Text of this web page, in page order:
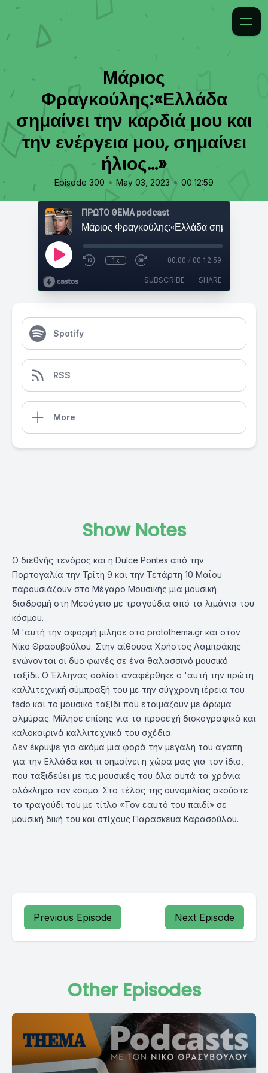
Μάριος
Φραγκούλης:«Ελλάδα
σημαίνει την καρδιά μου και
την ενέργεια μου, σημαίνει
ήλιος...»
Episode 300 • May 03, 2023 • 00:12:59
ΠΡΩΤΟ ΘΕΜΑ podcast
1x 00:00 / 00:12:59
SUBSCRIBE SHARE
Spotify
RSS
More
Show Notes
Ο διεθνής τενόρος και η Dulce Pontes από την
Πορτογαλία την Τρίτη 9 και την Τετάρτη 10 Μαΐου
παρουσιάζουν στο Μέγαρο Μουσικής μια μουσική
διαδρομή στη Μεσόγειο με τραγούδια από τα λιμάνια του
κόσμου.
Μ 'αυτή την αφορμή μίλησε στο protothema.gr και στον
Νίκο Θρασυβούλου. Στην αίθουσα Χρήστος Λαμπράκης
ενώνονται οι δυο φωνές σε ένα θαλασσινό μουσικό
ταξίδι. Ο Έλληνας σολίστ αναφέρθηκε σ 'αυτή την πρώτη
καλλιτεχνική σύμπραξή του με την σύγχρονη ιέρεια του
fado και το μουσικό ταξίδι που ετοιμάζουν με άρωμα
αλμύρας. Μίλησε επίσης για τα προσεχή δισκογραφικά και
καλοκαιρινά καλλιτεχνικά του σχέδια.
Δεν έκρυψε για ακόμα μια φορά την μεγάλη του αγάπη
για την Ελλάδα και τι σημαίνει η χώρα μας για τον ίδιο,
που ταξιδεύει με τις μουσικές του όλα αυτά τα χρόνια
ολόκληρο τον κόσμο. Στο τέλος της συνομιλίας ακούστε
το τραγούδι του με τίτλο «Τον εαυτό του παιδί» σε
μουσική δική του και στίχους Παρασκευά Καρασούλου.
Previous Episode Next Episode
Other Episodes